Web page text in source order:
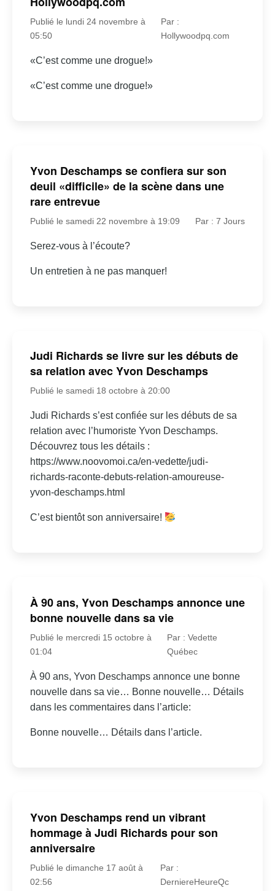
Publié le lundi 24 novembre à
05:50
Par :
Hollywoodpq.com
«C’est comme une drogue!»
«C’est comme une drogue!»
Yvon Deschamps se confiera sur son
deuil «difficile» de la scène dans une
rare entrevue
Publié le samedi 22 novembre à 19:09 Par : 7 Jours
Serez-vous à l’écoute?
Un entretien à ne pas manquer!
Judi Richards se livre sur les débuts de
sa relation avec Yvon Deschamps
Publié le samedi 18 octobre à 20:00
Judi Richards s’est confiée sur les débuts de sa
relation avec l’humoriste Yvon Deschamps.
Découvrez tous les détails :
https://www.noovomoi.ca/en-vedette/judi-
richards-raconte-debuts-relation-amoureuse-
yvon-deschamps.html
C’est bientôt son anniversaire!
À 90 ans, Yvon Deschamps annonce une
bonne nouvelle dans sa vie
Publié le mercredi 15 octobre à
01:04
Par : Vedette
Québec
À 90 ans, Yvon Deschamps annonce une bonne
nouvelle dans sa vie… Bonne nouvelle… Détails
dans les commentaires dans l’article:
Bonne nouvelle… Détails dans l’article.
Yvon Deschamps rend un vibrant
hommage à Judi Richards pour son
anniversaire
Publié le dimanche 17 août à
02:56
Par :
DerniereHeureQc